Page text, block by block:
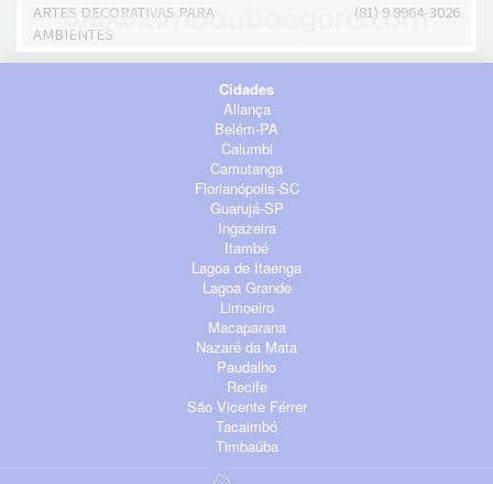
ARTES DECORATIVAS PARA
AMBIENTES
(81) 9 9964-3026
Cidades
Aliança
Belém-PA
Calumbi
Camutanga
Florianópolis-SC
Guarujá-SP
Ingazeira
Itambé
Lagoa de Itaenga
Lagoa Grande
Limoeiro
Macaparana
Nazaré da Mata
Paudalho
Recife
São Vicente Férrer
Tacaimbó
Timbaúba